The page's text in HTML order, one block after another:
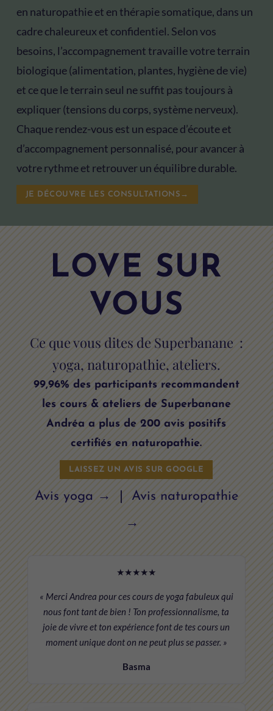
en naturopathie et en thérapie somatique, dans un
cadre chaleureux et confidentiel. Selon vos
besoins, l’accompagnement travaille votre terrain
biologique (alimentation, plantes, hygiène de vie)
et ce que le terrain seul ne suffit pas toujours à
expliquer (tensions du corps, système nerveux).
Chaque rendez-vous est un espace d’écoute et
d’accompagnement personnalisé, pour avancer à
votre rythme et retrouver un équilibre durable.
JE DÉCOUVRE LES CONSULTATIONS→
LOVE SUR
VOUS
Ce que vous dites de Superbanane :
yoga, naturopathie, ateliers.
99,96% des participants recommandent
les cours & ateliers de Superbanane
Andréa a plus de 200 avis positifs
certifiés en naturopathie.
LAISSEZ UN AVIS SUR GOOGLE
Avis yoga →
Avis naturopathie
→
★★★★★
« Merci Andrea pour ces cours de yoga fabuleux qui
nous font tant de bien ! Ton professionnalisme, ta
joie de vivre et ton expérience font de tes cours un
moment unique dont on ne peut plus se passer. »
Basma